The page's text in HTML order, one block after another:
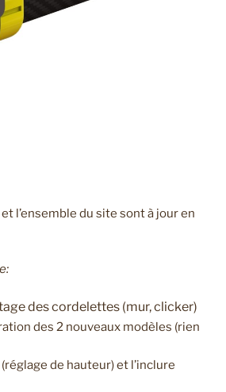
l’ensemble du site sont à jour en
des cordelettes (mur, clicker)
des 2 nouveaux modèles (rien
de hauteur) et l’inclure